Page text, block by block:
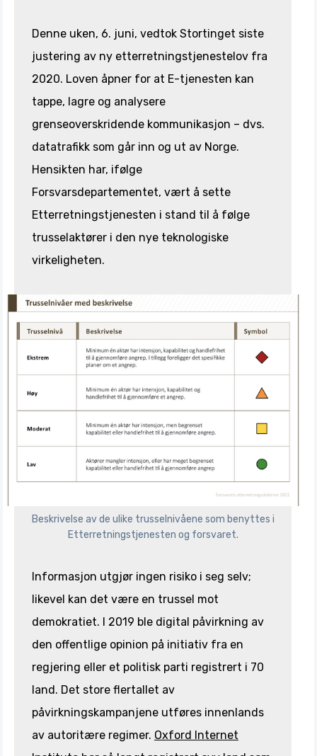
Denne uken, 6. juni, vedtok Stortinget siste
justering av ny etterretningstjenestelov fra
2020. Loven åpner for at E-tjenesten kan
tappe, lagre og analysere
grenseoverskridende kommunikasjon – dvs.
datatrafikk som går inn og ut av Norge.
Hensikten har, ifølge
Forsvarsdepartementet, vært å sette
Etterretningstjenesten i stand til å følge
trusselaktører i den nye teknologiske
virkeligheten.
Beskrivelse av de ulike trusselnivåene som benyttes i
Etterretningstjenesten og forsvaret.
Informasjon utgjør ingen risiko i seg selv;
likevel kan det være en trussel mot
demokratiet. I 2019 ble digital påvirkning av
den offentlige opinion på initiativ fra en
regjering eller et politisk parti registrert i 70
land. Det store flertallet av
påvirkningskampanjene utføres innenlands
av autoritære regimer. Oxford Internet